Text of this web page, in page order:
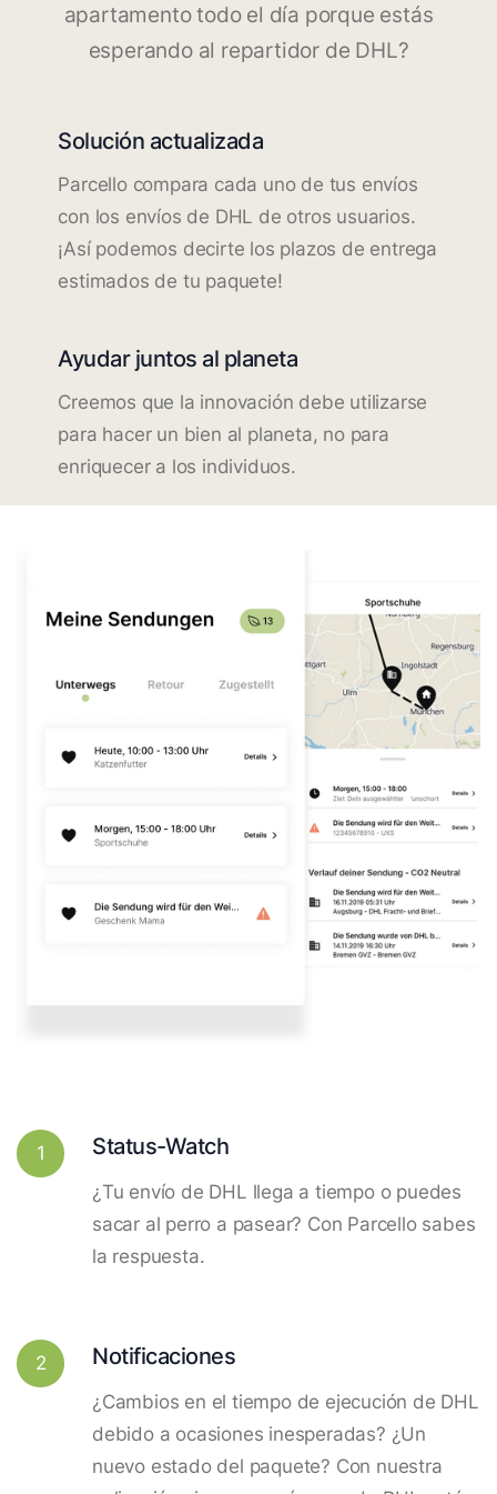
apartamento todo el día porque estás
esperando al repartidor de DHL?
Solución actualizada
Parcello compara cada uno de tus envíos
con los envíos de DHL de otros usuarios.
¡Así podemos decirte los plazos de entrega
estimados de tu paquete!
Ayudar juntos al planeta
Creemos que la innovación debe utilizarse
para hacer un bien al planeta, no para
enriquecer a los individuos.
1 Status-Watch
¿Tu envío de DHL llega a tiempo o puedes
sacar al perro a pasear? Con Parcello sabes
la respuesta.
2 Notificaciones
¿Cambios en el tiempo de ejecución de DHL
debido a ocasiones inesperadas? ¿Un
nuevo estado del paquete? Con nuestra